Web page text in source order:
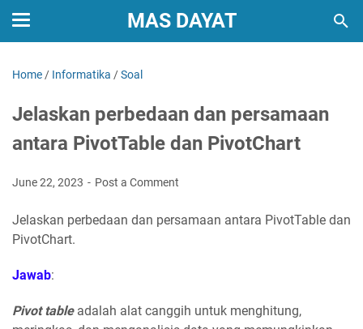
MAS DAYAT
Home / Informatika /Soal
Jelaskan perbedaan dan persamaan
antara PivotTable dan PivotChart
June 22, 2023 Post a Comment
Jelaskan perbedaan dan persamaan antara PivotTable dan
PivotChart.
Jawab:
Pivot tableadalah alat canggih untuk menghitung,